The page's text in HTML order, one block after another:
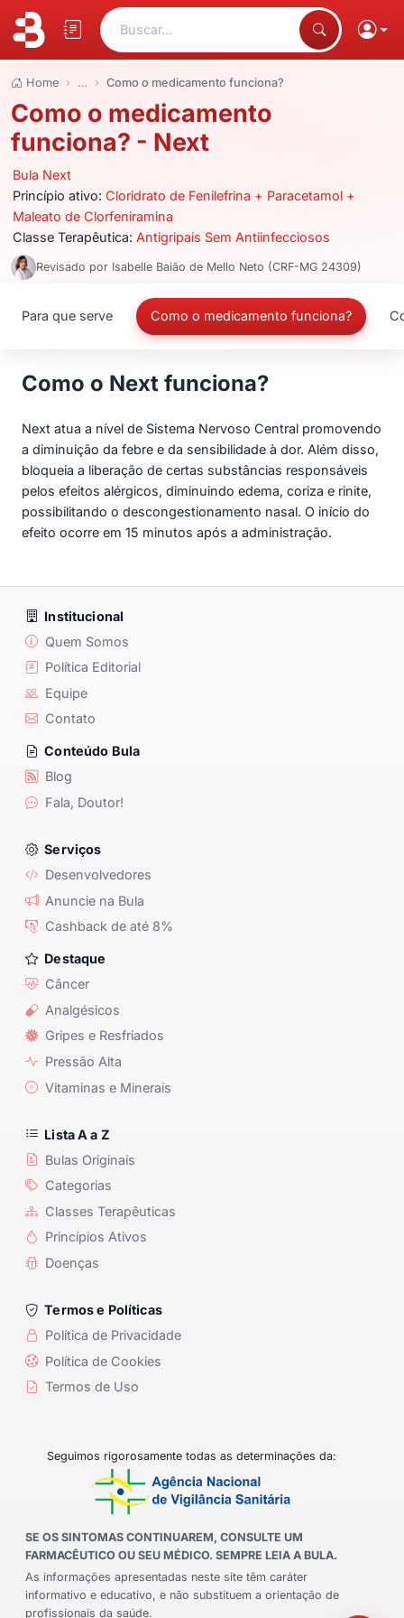
Buscar...
Home … Como o medicamento funciona?
Como o medicamento
funciona? - Next
Bula Next
Princípio ativo: Cloridrato de Fenilefrina + Paracetamol +
Maleato de Clorfeniramina
Classe Terapêutica: Antigripais Sem Antiinfecciosos
Revisado por Isabelle Baião de Mello Neto (CRF-MG 24309)
Para que serve Como o medicamento funciona?
Como o Next funciona?
Next atua a nível de Sistema Nervoso Central promovendo
a diminuição da febre e da sensibilidade à dor. Além disso,
bloqueia a liberação de certas substâncias responsáveis
pelos efeitos alérgicos, diminuindo edema, coriza e rinite,
possibilitando o descongestionamento nasal. O início do
efeito ocorre em 15 minutos após a administração.
Institucional
Quem Somos
Política Editorial
Equipe
Contato
Conteúdo Bula
Blog
Fala, Doutor!
Serviços
Desenvolvedores
Anuncie na Bula
Cashback de até 8%
Destaque
Câncer
Analgésicos
Gripes e Resfriados
Pressão Alta
Vitaminas e Minerais
Lista A a Z
Bulas Originais
Categorias
Classes Terapêuticas
Princípios Ativos
Doenças
Termos e Políticas
Política de Privacidade
Política de Cookies
Termos de Uso
Seguimos rigorosamente todas as determinações da:
SE OS SINTOMAS CONTINUAREM, CONSULTE UM
FARMACÊUTICO OU SEU MÉDICO. SEMPRE LEIA A BULA.
As informações apresentadas neste site têm caráter
informativo e educativo, e não substituem a orientação de
profissionais da saúde.